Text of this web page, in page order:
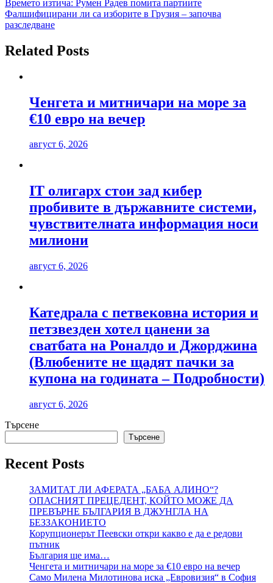
Навигация
Времето изтича: Румен Радев помита партиите
Фалшифицирани ли са изборите в Грузия – започва
разследване
Related Posts
Ченгета и митничари на море за
€10 евро на вечер
август 6, 2026
IT олигарх стои зад кибер
пробивите в държавните системи,
чувствителната информация носи
милиони
август 6, 2026
Катедрала с петвековна история и
петзвезден хотел цанени за
сватбата на Роналдо и Джорджина
(Влюбените не щадят пачки за
купона на годината – Подробности)
август 6, 2026
Търсене
Търсене
Recent Posts
ЗАМИТАТ ЛИ АФЕРАТА „БАБА АЛИНО“?
ОПАСНИЯТ ПРЕЦЕДЕНТ, КОЙТО МОЖЕ ДА
ПРЕВЪРНЕ БЪЛГАРИЯ В ДЖУНГЛА НА
БЕЗЗАКОНИЕТО
Корупционерът Пеевски откри какво е да е редови
пътник
България ще има…
Ченгета и митничари на море за €10 евро на вечер
Само Милена Милотинова иска „Евровизия“ в София